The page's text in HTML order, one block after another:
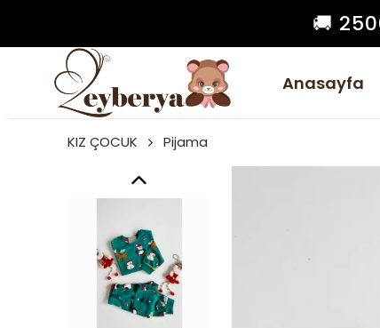
🚚
Anasayfa
KIZ ÇOCUK Pijama